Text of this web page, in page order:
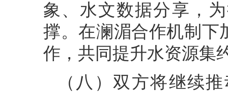
象、水文数据分享，
撑。在澜湄合作机制下
作，共同提升水资源集
（八）双方将继续